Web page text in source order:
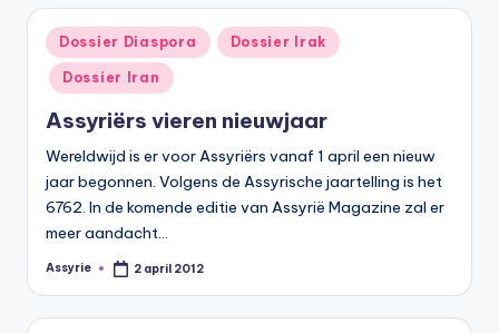
Geplaatst
in
Dossier Diaspora Dossier Irak
Dossier Iran
Assyriërs vieren nieuwjaar
Wereldwijd is er voor Assyriërs vanaf 1 april een nieuw
jaar begonnen. Volgens de Assyrische jaartelling is het
6762. In de komende editie van Assyrië Magazine zal er
meer aandacht…
Geplaatst
Assyrie 2 april 2012